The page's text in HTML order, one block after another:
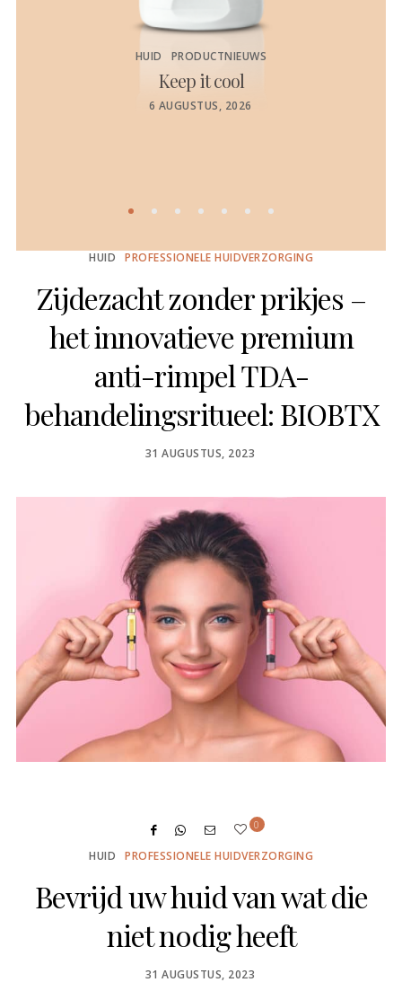
HUID PRODUCTNIEUWS
Keep it cool
POSTED
6 AUGUSTUS, 2026
HUID PROFESSIONELE HUIDVERZORGING
Zijdezacht zonder prikjes –
het innovatieve premium
anti-rimpel TDA-
behandelingsritueel: BIOBTX
POSTED
31 AUGUSTUS, 2023
0
HUID PROFESSIONELE HUIDVERZORGING
Bevrijd uw huid van wat die
niet nodig heeft
POSTED
31 AUGUSTUS, 2023